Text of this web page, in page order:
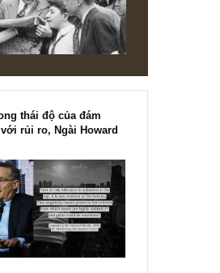
trong thái độ của đám
với rủi ro, Ngài Howard